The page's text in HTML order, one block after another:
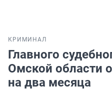
КРИМИНАЛ
Главного
Омской области
на два месяца